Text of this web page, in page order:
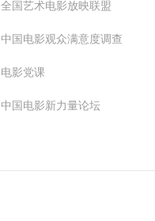
全国艺术电影放映联盟
中国电影观众满意度调查
电影党课
中国电影新力量论坛